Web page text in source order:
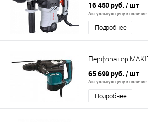
16 450 руб. / шт
Актуальную цену и наличие
Подробнее
Перфоратор
65 699 руб. / шт
Актуальную цену и наличие
Подробнее